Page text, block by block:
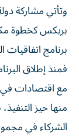
وتأتي مشاركة
بريكس كخطوة
برنامج اتفاقيات
منها حيز
الشركاء في